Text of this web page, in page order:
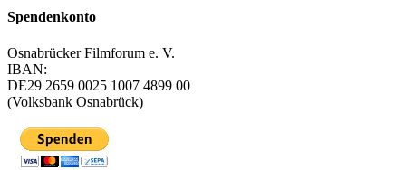
Spendenkonto
Osnabrücker Filmforum e. V.
IBAN:
DE29 2659 0025 1007 4899 00
(Volksbank Osnabrück)